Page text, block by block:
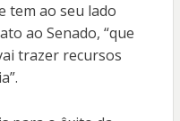
tem ao seu lado
ao Senado, “que
trazer recursos